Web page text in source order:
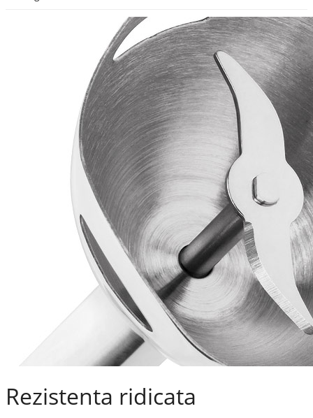
Rezistenta ridicata